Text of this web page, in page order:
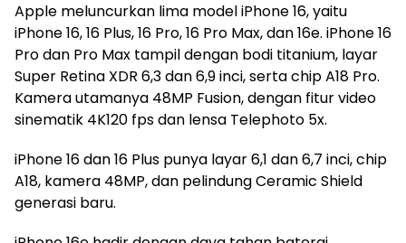
Apple meluncurkan lima model iPhone 16, yaitu
iPhone 16, 16 Plus, 16 Pro, 16 Pro Max, dan 16e. iPhone 16
Pro dan Pro Max tampil dengan bodi titanium, layar
Super Retina XDR 6,3 dan 6,9 inci, serta chip A18 Pro.
Kamera utamanya 48MP Fusion, dengan fitur video
sinematik 4K120 fps dan lensa Telephoto 5x.
iPhone 16 dan 16 Plus punya layar 6,1 dan 6,7 inci, chip
A18, kamera 48MP, dan pelindung Ceramic Shield
generasi baru.